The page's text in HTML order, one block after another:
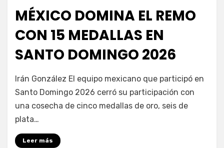
MÉXICO DOMINA EL REMO
CON 15 MEDALLAS EN
SANTO DOMINGO 2026
por Fernando Miranda Servín
Irán González El equipo mexicano que participó en
Santo Domingo 2026 cerró su participación con
una cosecha de cinco medallas de oro, seis de
plata…
Leer más